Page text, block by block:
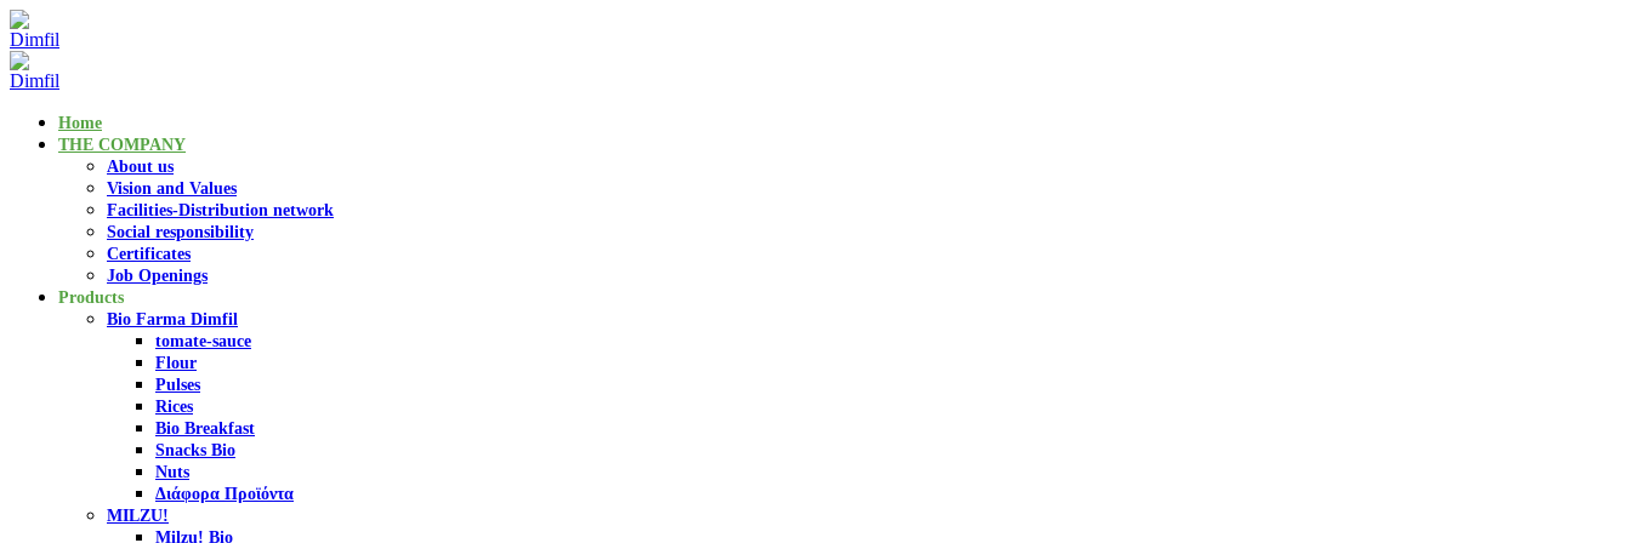
Home
THE COMPANY
About us
Vision and Values
Facilities-Distribution network
Social responsibility
Certificates
Job Openings
Products
Bio Farma Dimfil
tomate-sauce
Flour
Pulses
Rices
Bio Breakfast
Snacks Bio
Nuts
Διάφορα Προϊόντα
MILZU!
Milzu! Bio